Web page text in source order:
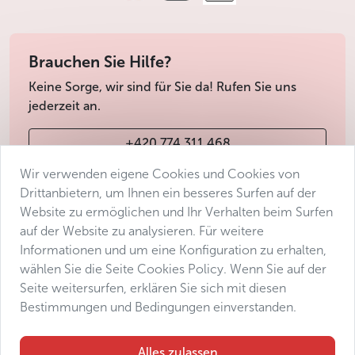
Brauchen Sie Hilfe?
Keine Sorge, wir sind für Sie da! Rufen Sie uns
jederzeit an.
+420 774 311 468
info@avantgarde-prague.cz
Geschäftsbedingungen
Datenschutz
Barrierefreiheitserklärung
Manage consent
Wir verwenden eigene Cookies und Cookies von
Drittanbietern, um Ihnen ein besseres Surfen auf der
Website zu ermöglichen und Ihr Verhalten beim Surfen
auf der Website zu analysieren. Für weitere
Informationen und um eine Konfiguration zu erhalten,
wählen Sie die Seite Cookies Policy. Wenn Sie auf der
Seite weitersurfen, erklären Sie sich mit diesen
Bestimmungen und Bedingungen einverstanden.